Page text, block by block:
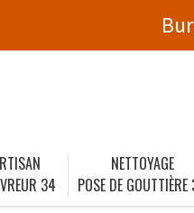
34
NETTOYAGE
POSE DE